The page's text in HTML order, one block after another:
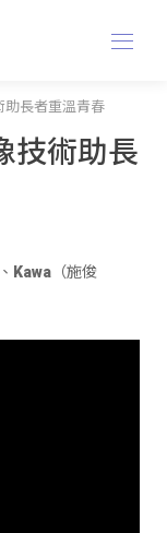
助長者重溫青春
技術助長
、 Kawa（施俊